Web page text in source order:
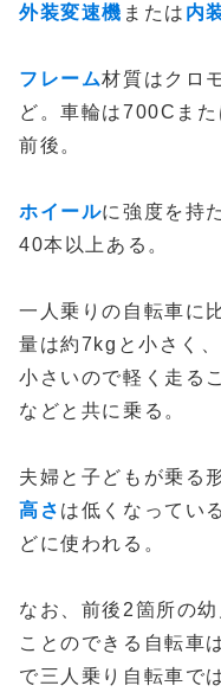
外装変速機 または 内
フレーム材質はクロ
ど。車輪は700Cま
前後。
ホイールに強度を持
40本以上ある。
一人乗りの自転車に
量は約7kgと小さく
小さいので軽く走る
などと共に乗る。
夫婦と子どもが乗る
高さ は低くなってい
どに使われる。
なお、前後2箇所の
ことのできる自転車
で三人乗り自転車で